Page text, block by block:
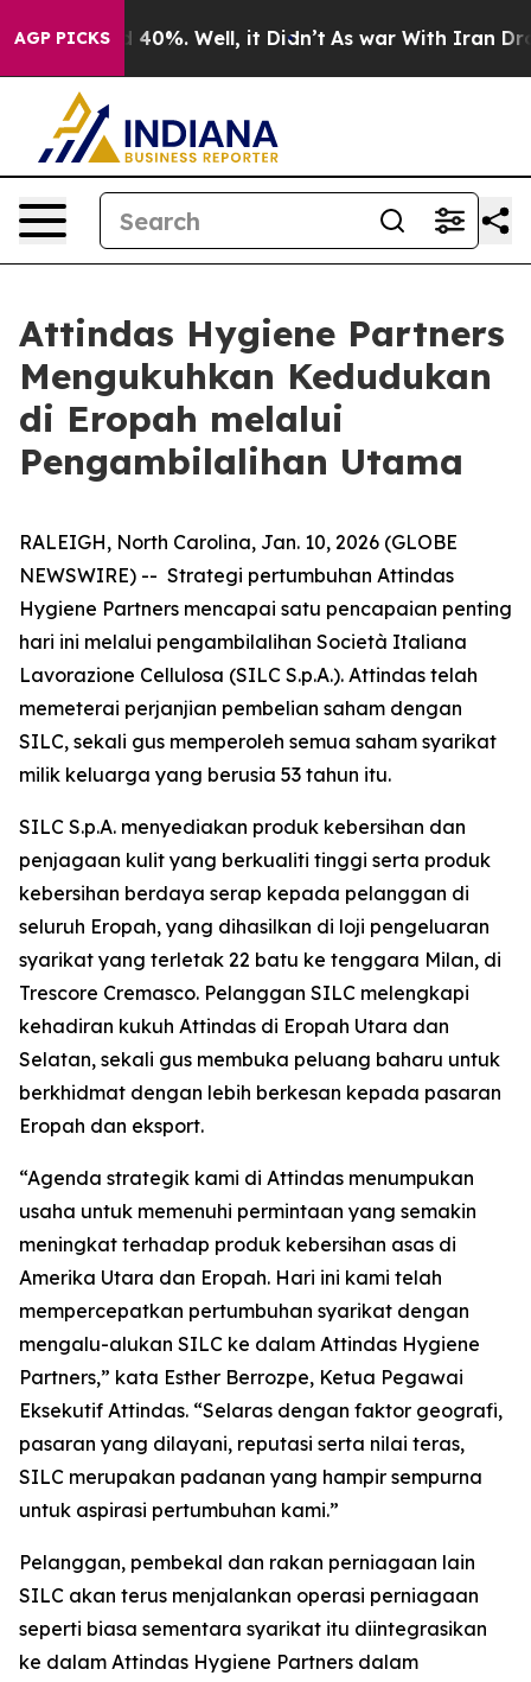
AGP PICKS
Around 40%. Well, it Didn’t As war With Iran Drove
Attindas Hygiene Partners
Mengukuhkan Kedudukan
di Eropah melalui
Pengambilalihan Utama
RALEIGH, North Carolina, Jan. 10, 2026 (GLOBE
NEWSWIRE) -- Strategi pertumbuhan Attindas
Hygiene Partners mencapai satu pencapaian penting
hari ini melalui pengambilalihan Società Italiana
Lavorazione Cellulosa (SILC S.p.A.). Attindas telah
memeterai perjanjian pembelian saham dengan
SILC, sekali gus memperoleh semua saham syarikat
milik keluarga yang berusia 53 tahun itu.
SILC S.p.A. menyediakan produk kebersihan dan
penjagaan kulit yang berkualiti tinggi serta produk
kebersihan berdaya serap kepada pelanggan di
seluruh Eropah, yang dihasilkan di loji pengeluaran
syarikat yang terletak 22 batu ke tenggara Milan, di
Trescore Cremasco. Pelanggan SILC melengkapi
kehadiran kukuh Attindas di Eropah Utara dan
Selatan, sekali gus membuka peluang baharu untuk
berkhidmat dengan lebih berkesan kepada pasaran
Eropah dan eksport.
“Agenda strategik kami di Attindas menumpukan
usaha untuk memenuhi permintaan yang semakin
meningkat terhadap produk kebersihan asas di
Amerika Utara dan Eropah. Hari ini kami telah
mempercepatkan pertumbuhan syarikat dengan
mengalu-alukan SILC ke dalam Attindas Hygiene
Partners,” kata Esther Berrozpe, Ketua Pegawai
Eksekutif Attindas. “Selaras dengan faktor geografi,
pasaran yang dilayani, reputasi serta nilai teras,
SILC merupakan padanan yang hampir sempurna
untuk aspirasi pertumbuhan kami.”
Pelanggan, pembekal dan rakan perniagaan lain
SILC akan terus menjalankan operasi perniagaan
seperti biasa sementara syarikat itu diintegrasikan
ke dalam Attindas Hygiene Partners dalam